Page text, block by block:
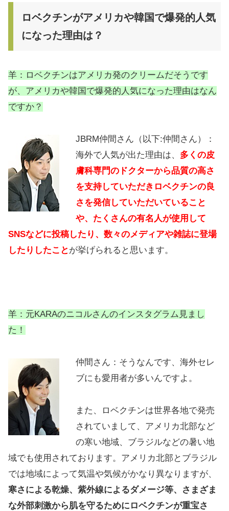
ロベクチンがアメリカや韓国で爆発的人気
になった理由は？
羊：ロベクチンはアメリカ発のクリームだそうです
が、アメリカや韓国で爆発的人気になった理由はなん
ですか？
JBRM仲間さん（以下:仲間さん）：
海外で人気が出た理由は、 多くの皮
膚科専門のドクターから品質の高さ
を支持していただきロベクチンの良
さを発信していただいていること
や、たくさんの有名人が使用して
SNSなどに投稿したり、数々のメディアや雑誌に登場
したりしたことが挙げられると思います。
羊：元KARAのニコルさんのインスタグラム見まし
た！
仲間さん：そうなんです、海外セレ
ブにも愛用者が多いんですよ。
また、ロベクチンは世界各地で発売
されていまして、アメリカ北部など
の寒い地域、ブラジルなどの暑い地
域でも使用されております。アメリカ北部とブラジル
では地域によって気温や気候がかなり異なりますが、
寒さによる乾燥、紫外線によるダメージ等、さまざま
な外部刺激から肌を守るためにロベクチンが重宝さ